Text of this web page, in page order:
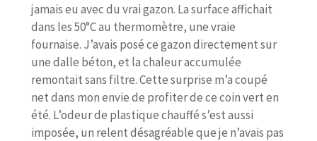
jamais eu avec du vrai gazon. La surface affichait
dans les 50°C au thermomètre, une vraie
fournaise. J’avais posé ce gazon directement sur
une dalle béton, et la chaleur accumulée
remontait sans filtre. Cette surprise m’a coupé
net dans mon envie de profiter de ce coin vert en
été. L’odeur de plastique chauffé s’est aussi
imposée, un relent désagréable que je n’avais pas